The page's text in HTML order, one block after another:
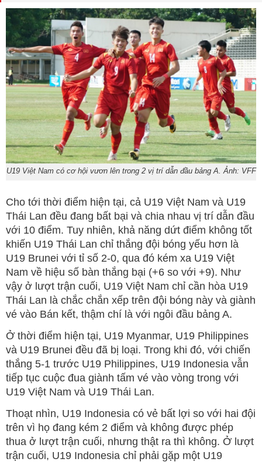
U19 Việt Nam có cơ hội vươn lên trong 2 vị trí dẫn đầu bảng A. Ảnh: VFF
Cho tới thời điểm hiện tại, cả U19 Việt Nam và U19
Thái Lan đều đang bất bại và chia nhau vị trí dẫn đầu
với 10 điểm. Tuy nhiên, khả năng dứt điểm không tốt
khiến U19 Thái Lan chỉ thắng đội bóng yếu hơn là
U19 Brunei với tỉ số 2-0, qua đó kém xa U19 Việt
Nam về hiệu số bàn thắng bại (+6 so với +9). Như
vậy ở lượt trận cuối, U19 Việt Nam chỉ cần hòa U19
Thái Lan là chắc chắn xếp trên đội bóng này và giành
vé vào Bán kết, thậm chí là với ngôi đầu bảng A.
Ở thời điểm hiện tại, U19 Myanmar, U19 Philippines
và U19 Brunei đều đã bị loại. Trong khi đó, với chiến
thắng 5-1 trước U19 Philippines, U19 Indonesia vẫn
tiếp tục cuộc đua giành tấm vé vào vòng trong với
U19 Việt Nam và U19 Thái Lan.
Thoạt nhìn, U19 Indonesia có vẻ bất lợi so với hai đội
trên vì họ đang kém 2 điểm và không được phép
thua ở lượt trận cuối, nhưng thật ra thì không. Ở lượt
trận cuối, U19 Indonesia chỉ phải gặp một U19